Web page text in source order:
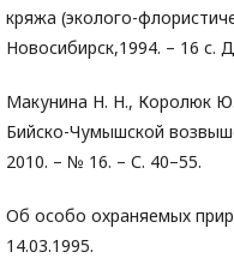
кряжа (эколого-
Новосибирск,1994. – 16
Макунина Н. Н., Королюк
Бийско-Чумышской
2010. – № 16. – С. 40–55.
Об особо охраняемых
14.03.1995.